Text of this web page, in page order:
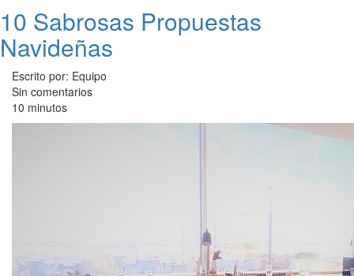
10 Sabrosas Propuestas
Navideñas
Escrito por: Equipo
Sin comentarios
10 minutos